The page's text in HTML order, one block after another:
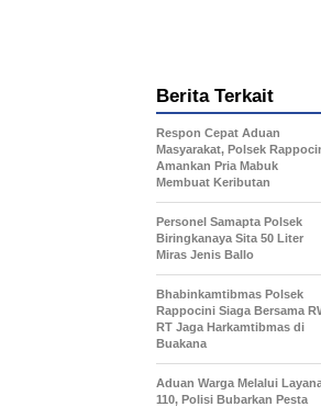
Berita Terkait
Respon Cepat Aduan
Masyarakat, Polsek
Amankan Pria Mabuk
Membuat Keributan
Personel Samapta Polsek
Biringkanaya Sita 50 Liter
Miras Jenis Ballo
Bhabinkamtibmas Polsek
Rappocini Siaga Bersama
RT Jaga Harkamtibmas di
Buakana
Aduan Warga Melalui
110, Polisi Bubarkan Pesta